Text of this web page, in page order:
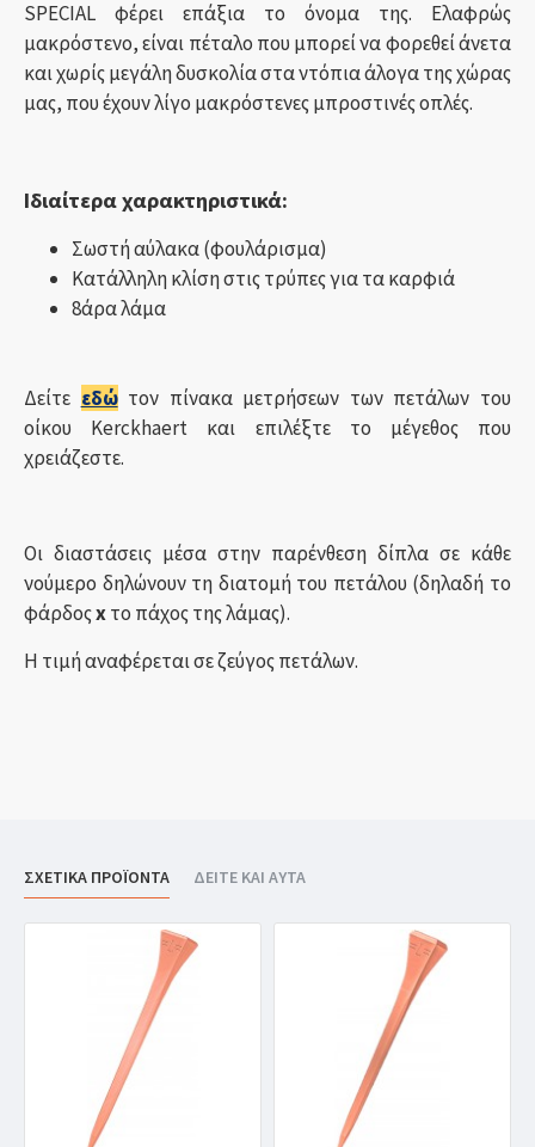
SPECIAL φέρει επάξια το όνομα της. Ελαφρώς
μακρόστενο, είναι πέταλο που μπορεί να φορεθεί άνετα
και χωρίς μεγάλη δυσκολία στα ντόπια άλογα της χώρας
μας, που έχουν λίγο μακρόστενες μπροστινές οπλές.
Ιδιαίτερα χαρακτηριστικά:
Σωστή αύλακα (φουλάρισμα)
Κατάλληλη κλίση στις τρύπες για τα καρφιά
8άρα λάμα
Δείτε εδώτον πίνακα μετρήσεων των πετάλων του
οίκου Kerckhaert και επιλέξτε το μέγεθος που
χρειάζεστε.
Οι διαστάσεις μέσα στην παρένθεση δίπλα σε κάθε
νούμερο δηλώνουν τη διατομή του πετάλου (δηλαδή το
φάρδοςxτο πάχος της λάμας).
Η τιμή αναφέρεται σε ζεύγος πετάλων.
ΣΧΕΤΙΚΑ ΠΡΟΪΟΝΤΑ ΔΕΙΤΕ ΚΑΙ ΑΥΤΑ